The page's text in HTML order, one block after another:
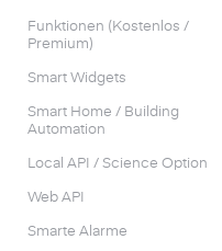
Funktionen (Kostenlos /
Premium)
Smart Widgets
Smart Home / Building
Automation
Local API / Science Option
Web API
Smarte Alarme